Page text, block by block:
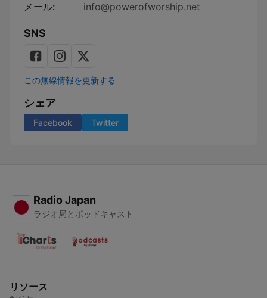
メール:
info@powerofworship.net
SNS
この無線情報を更新する
シェア
Facebook Twitter
Radio Japan
ラジオ局とポッドキャスト
リソース